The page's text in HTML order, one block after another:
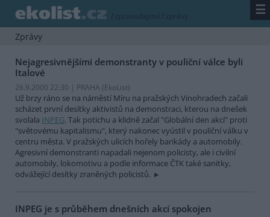
/ zpravodajství / zprávy ☰
Zprávy
Nejagresivnějšími demonstranty v pouliční válce byli
Italové
26.9.2000 22:30 | PRAHA (EkoList)
Už brzy ráno se na náměstí Míru na pražských Vinohradech začali
scházet první desítky aktivistů na demonstraci, kterou na dnešek
svolala INPEG. Tak potichu a klidně začal "Globální den akcí" proti
"světovému kapitalismu", který nakonec vyústil v pouliční válku v
centru města. V pražských ulicích hořely barikády a automobily.
Agresivní demonstranti napadali nejenom policisty, ale i civilní
automobily, lokomotivu a podle informace ČTK také sanitky,
odvážející desítky zraněných policistů.
INPEG je s průběhem dnešních akcí spokojen